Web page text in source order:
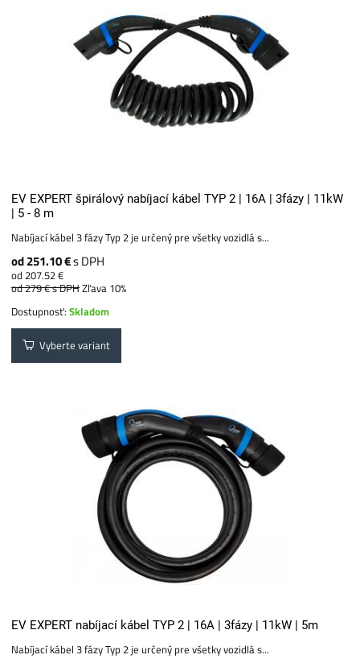
EV EXPERT špirálový nabíjací kábel TYP 2 | 16A | 3fázy | 11kW
| 5 - 8 m
Nabíjací kábel 3 fázy Typ 2 je určený pre všetky vozidlá s...
od 251.10 €s DPH
od 207.52 €
od 279 €s DPHZľava 10%
Dostupnosť:Skladom
Vyberte variant
EV EXPERT nabíjací kábel TYP 2 | 16A | 3fázy | 11kW | 5m
Nabíjací kábel 3 fázy Typ 2 je určený pre všetky vozidlá s...